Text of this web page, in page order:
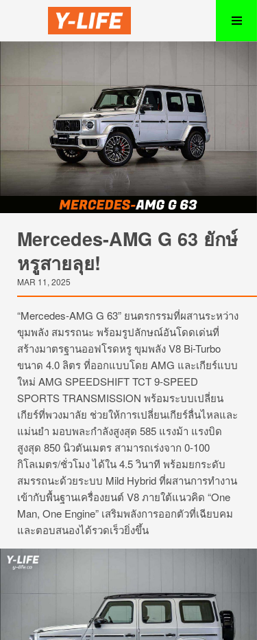
Mercedes-AMG G 63 ยักษ์
หรูสายลุย!
MAR 11, 2025
“Mercedes-AMG G 63” ยนตรกรรมที่ผสานระหว่าง
ขุมพลัง สมรรถนะ พร้อมรูปลักษณ์อันโดดเด่นที่
สร้างมาตรฐานออฟโรดหรู ขุมพลัง V8 Bi-Turbo
ขนาด 4.0 ลิตร ที่ออกแบบโดย AMG และเกียร์แบบ
ใหม่ AMG SPEEDSHIFT TCT 9-SPEED
SPORTS TRANSMISSION พร้อมระบบเปลี่ยน
เกียร์ที่พวงมาลัย ช่วยให้การเปลี่ยนเกียร์ลื่นไหลและ
แม่นยำ มอบพละกำลังสูงสุด 585 แรงม้า แรงบิด
สูงสุด 850 นิวตันเมตร สามารถเร่งจาก 0-100
กิโลเมตร/ชั่วโมง ได้ใน 4.5 วินาที พร้อมยกระดับ
สมรรถนะด้วยระบบ Mild Hybrid ที่ผสานการทำงาน
เข้ากับพื้นฐานเครื่องยนต์ V8 ภายใต้แนวคิด “One
Man, One Engine” เสริมพลังการออกตัวที่เฉียบคม
และตอบสนองได้รวดเร็วยิ่งขึ้น